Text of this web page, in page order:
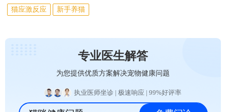
猫应激反应 新手养猫
专业医生解答
为您提供优质方案解决宠物健康问题
执业医师坐诊 | 极速响应 | 99%好评率